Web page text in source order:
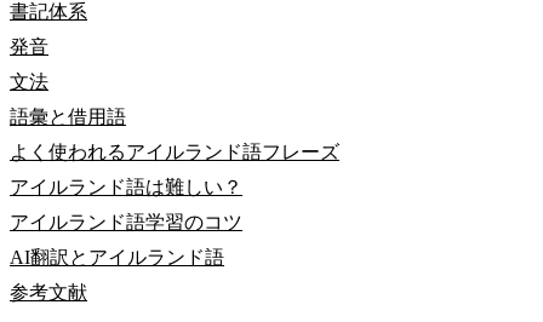
書記体系
発音
文法
語彙と借用語
よく使われるアイルランド語フレーズ
アイルランド語は難しい？
アイルランド語学習のコツ
AI翻訳とアイルランド語
参考文献